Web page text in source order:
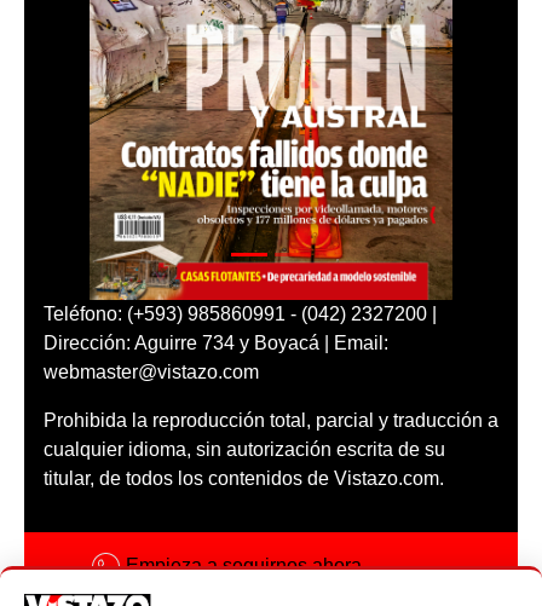
Teléfono: (+593) 985860991 - (042) 2327200 |
Dirección: Aguirre 734 y Boyacá | Email:
webmaster@vistazo.com
Prohibida la reproducción total, parcial y traducción a
cualquier idioma, sin autorización escrita de su
titular, de todos los contenidos de Vistazo.com.
Empieza a seguirnos ahora